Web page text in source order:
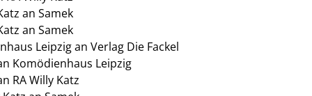
an Samek
an Samek
Leipzig an Verlag Die Fackel
Komödienhaus Leipzig
RA Willy Katz